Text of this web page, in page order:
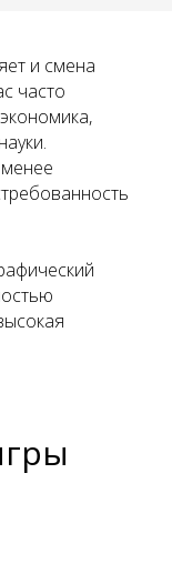
и смена
часто